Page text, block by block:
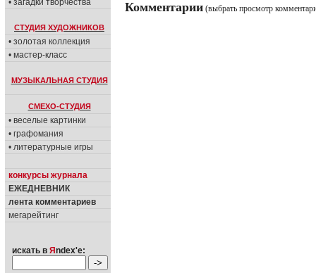
• загадки творчества
СТУДИЯ ХУДОЖНИКОВ
• золотая коллекция
• мастер-класс
МУЗЫКАЛЬНАЯ СТУДИЯ
СМЕХО-СТУДИЯ
• веселые картинки
• графомания
• литературные игры
конкурсы журнала
ЕЖЕДНЕВНИК
лента комментариев
мегарейтинг
искать в Я ndex'е:
Комментарии (выбрать просмотр